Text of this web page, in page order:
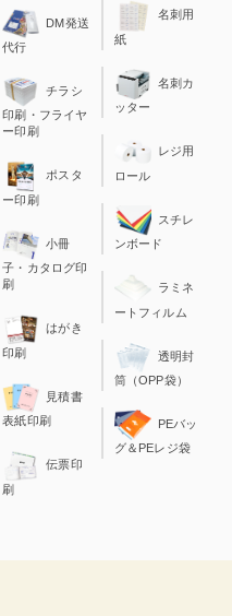
DM発送
代行
チラシ
印刷・フライヤ
ー印刷
ポスタ
ー印刷
小冊
子・カタログ印
刷
はがき
印刷
見積書
表紙印刷
伝票印
刷
名刺用
紙
名刺カ
ッター
レジ用
ロール
スチレ
ンボード
ラミネ
ートフィルム
透明封
筒（OPP袋）
PEバッ
グ＆PEレジ袋